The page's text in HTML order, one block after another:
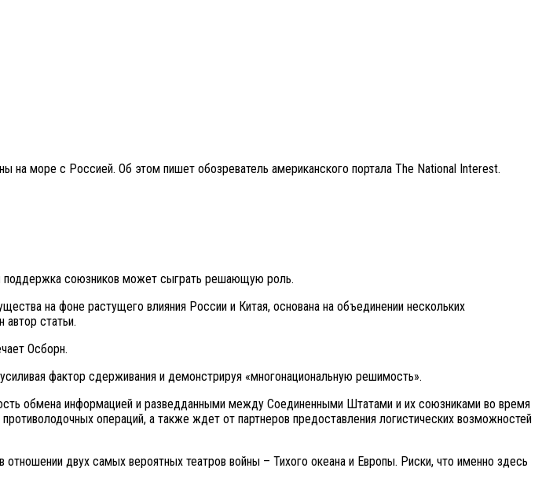
море с Россией. Об этом пишет обозреватель американского портала The National Interest.
поддержка союзников может сыграть решающую роль.
на фоне растущего влияния России и Китая, основана на объединении нескольких
статьи.
Осборн.
фактор сдерживания и демонстрируя «многонациональную решимость».
обмена информацией и разведданными между Соединенными Штатами и их союзниками во время
операций, а также ждет от партнеров предоставления логистических возможностей
двух самых вероятных театров войны – Тихого океана и Европы. Риски, что именно здесь